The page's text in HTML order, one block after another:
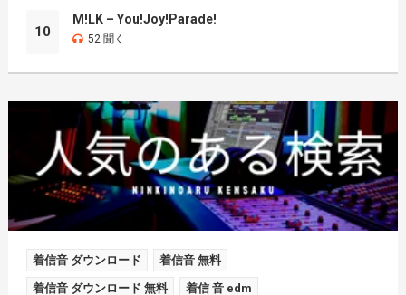
10
M!LK – You!Joy!Parade!
52 聞く
着信音 ダウンロード 着信音 無料
着信音 ダウンロード 無料 着信 音 edm